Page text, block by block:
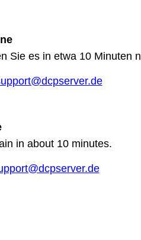
Sie es in etwa 10 Minuten
in about 10 minutes.